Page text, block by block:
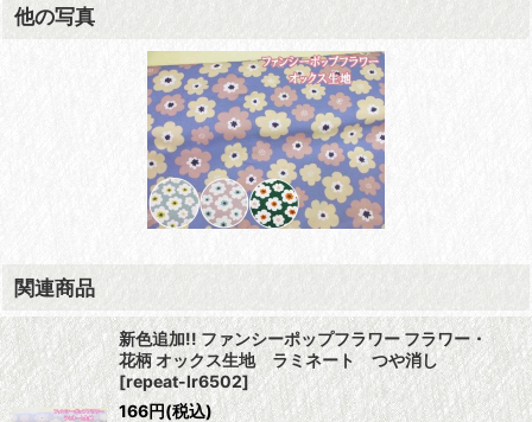
他の写真
関連商品
新色追加!! ファンシーポップフラワー フラワー・
花柄 オックス生地 ラミネート つや消し
[repeat-lr6502]
166円(税込)